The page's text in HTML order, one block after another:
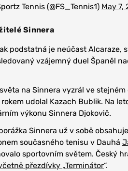
Tennis (@FS_Tennis1) May 7,
Sinnera
podstatná je neúčast Alcaraze,
vzájemný duel Španěl
na Sinnera vyzrál ve
udolal Kazach Bublik. Na
výkonu Sinnera Djokovič.
Sinnera už v sobě
současného tenisu v Dauhá
sportovním světem. Český
přezdívky „Terminátor“.